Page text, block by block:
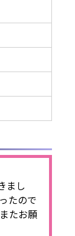
まし
たので
たお願